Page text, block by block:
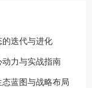
迭代与进化
力与实战指南
蓝图与战略布局